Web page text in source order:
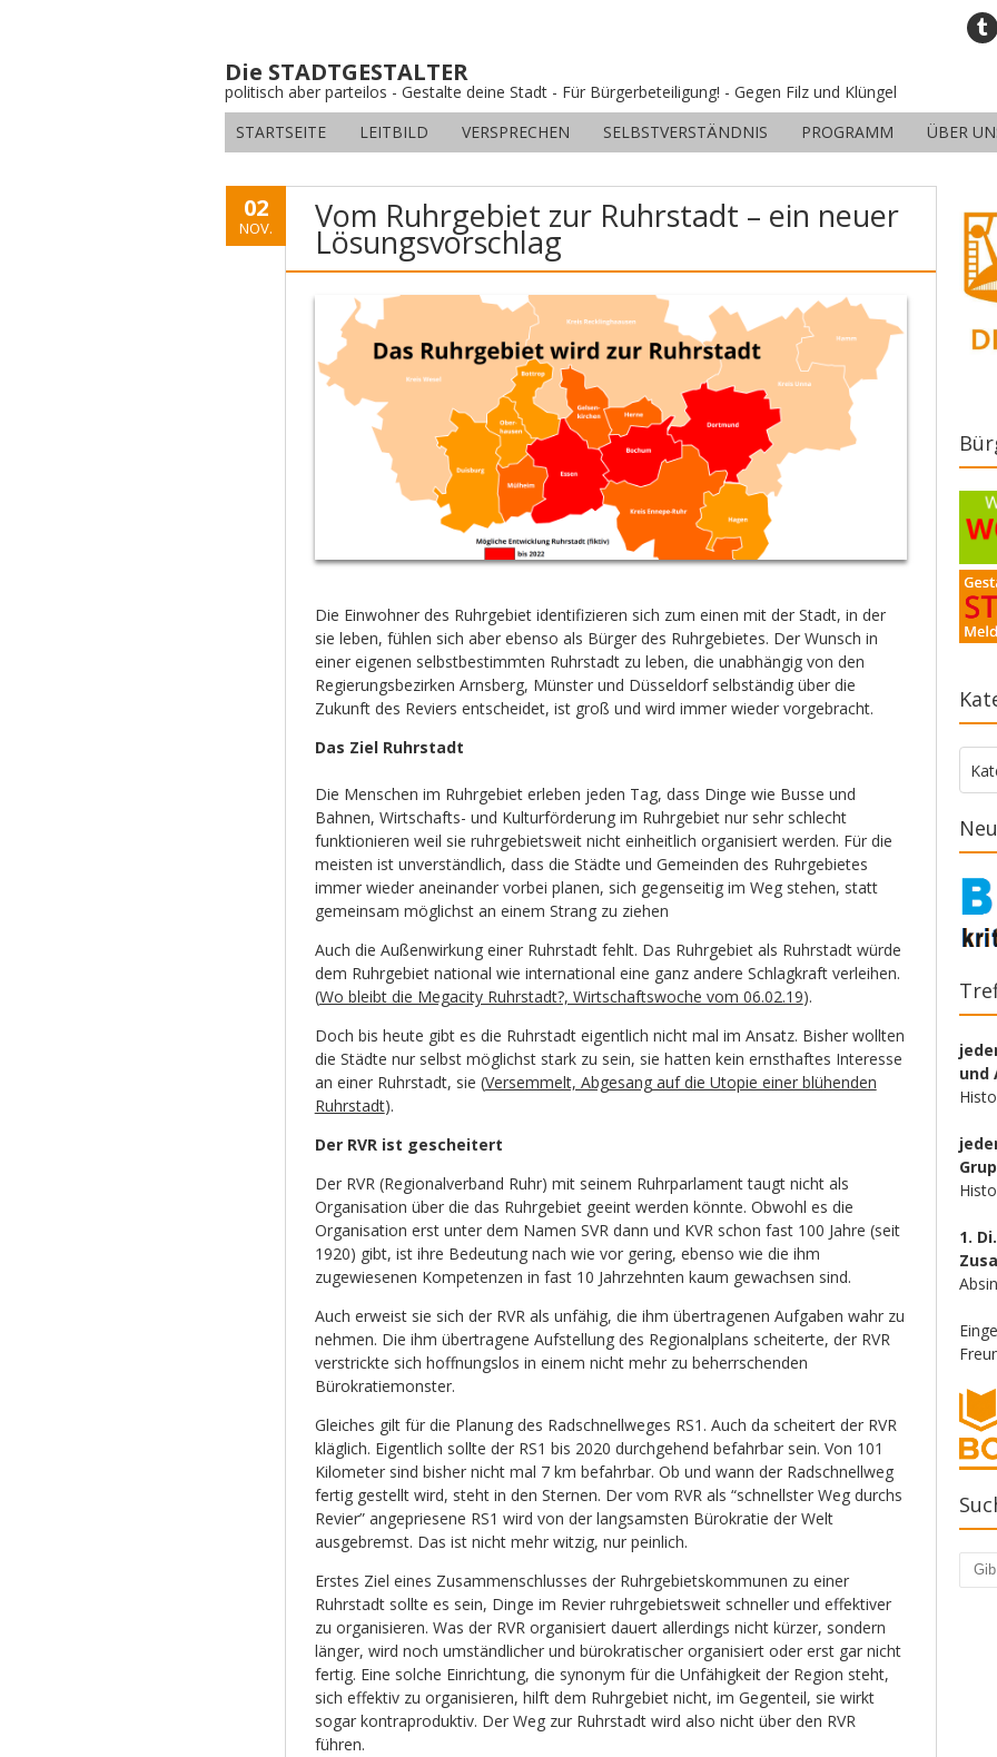
Die STADTGESTALTER
politisch aber parteilos - Gestalte deine Stadt - Für Bürgerbeteiligung! - Gegen Filz und Klüngel
STARTSEITE
LEITBILD VERSPRECHEN SELBSTVERSTÄNDNIS PROGRAMM ÜBER
02
NOV. Vom Ruhrgebiet zur Ruhrstadt – ein neuer
Lösungsvorschlag
Die Einwohner des Ruhrgebiet identifizieren sich zum einen mit der Stadt, in der
sie leben, fühlen sich aber ebenso als Bürger des Ruhrgebietes. Der Wunsch in
einer eigenen selbstbestimmten Ruhrstadt zu leben, die unabhängig von den
Regierungsbezirken Arnsberg, Münster und Düsseldorf selbständig über die
Zukunft des Reviers entscheidet, ist groß und wird immer wieder vorgebracht.
Das Ziel Ruhrstadt
Die Menschen im Ruhrgebiet erleben jeden Tag, dass Dinge wie Busse und
Bahnen, Wirtschafts- und Kulturförderung im Ruhrgebiet nur sehr schlecht
funktionieren weil sie ruhrgebietsweit nicht einheitlich organisiert werden. Für die
meisten ist unverständlich, dass die Städte und Gemeinden des Ruhrgebietes
immer wieder aneinander vorbei planen, sich gegenseitig im Weg stehen, statt
gemeinsam möglichst an einem Strang zu ziehen
Auch die Außenwirkung einer Ruhrstadt fehlt. Das Ruhrgebiet als Ruhrstadt würde
dem Ruhrgebiet national wie international eine ganz andere Schlagkraft verleihen.
(Wo bleibt die Megacity Ruhrstadt?, Wirtschaftswoche vom 06.02.19).
Doch bis heute gibt es die Ruhrstadt eigentlich nicht mal im Ansatz. Bisher wollten
die Städte nur selbst möglichst stark zu sein, sie hatten kein ernsthaftes Interesse
an einer Ruhrstadt, sie (Versemmelt, Abgesang auf die Utopie einer blühenden
Ruhrstadt).
Der RVR ist gescheitert
Der RVR (Regionalverband Ruhr) mit seinem Ruhrparlament taugt nicht als
Organisation über die das Ruhrgebiet geeint werden könnte. Obwohl es die
Organisation erst unter dem Namen SVR dann und KVR schon fast 100 Jahre (seit
1920) gibt, ist ihre Bedeutung nach wie vor gering, ebenso wie die ihm
zugewiesenen Kompetenzen in fast 10 Jahrzehnten kaum gewachsen sind.
Auch erweist sie sich der RVR als unfähig, die ihm übertragenen Aufgaben wahr zu
nehmen. Die ihm übertragene Aufstellung des Regionalplans scheiterte, der RVR
verstrickte sich hoffnungslos in einem nicht mehr zu beherrschenden
Bürokratiemonster.
Gleiches gilt für die Planung des Radschnellweges RS1. Auch da scheitert der RVR
kläglich. Eigentlich sollte der RS1 bis 2020 durchgehend befahrbar sein. Von 101
Kilometer sind bisher nicht mal 7 km befahrbar. Ob und wann der Radschnellweg
fertig gestellt wird, steht in den Sternen. Der vom RVR als “schnellster Weg durchs
Revier” angepriesene RS1 wird von der langsamsten Bürokratie der Welt
ausgebremst. Das ist nicht mehr witzig, nur peinlich.
Erstes Ziel eines Zusammenschlusses der Ruhrgebietskommunen zu einer
Ruhrstadt sollte es sein, Dinge im Revier ruhrgebietsweit schneller und effektiver
zu organisieren. Was der RVR organisiert dauert allerdings nicht kürzer, sondern
länger, wird noch umständlicher und bürokratischer organisiert oder erst gar nicht
fertig. Eine solche Einrichtung, die synonym für die Unfähigkeit der Region steht,
sich effektiv zu organisieren, hilft dem Ruhrgebiet nicht, im Gegenteil, sie wirkt
sogar kontraproduktiv. Der Weg zur Ruhrstadt wird also nicht über den RVR
führen.
und
1.